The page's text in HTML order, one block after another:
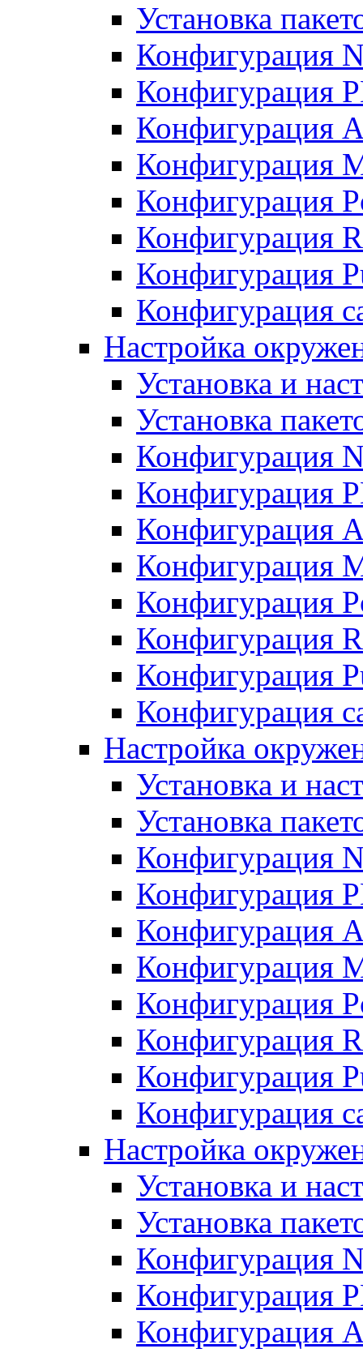
Установка
Конфигурация
Конфигурация
Конфигурация
Конфигурация
Конфигурация
Конфигурация
Конфигурация
Конфигурация
Настройка
Установка и
Установка
Конфигурация
Конфигурация
Конфигурация
Конфигурация
Конфигурация
Конфигурация
Конфигурация
Конфигурация
Настройка
Установка и
Установка
Конфигурация
Конфигурация
Конфигурация
Конфигурация
Конфигурация
Конфигурация
Конфигурация
Конфигурация
Настройка
Установка и
Установка
Конфигурация
Конфигурация
Конфигурация